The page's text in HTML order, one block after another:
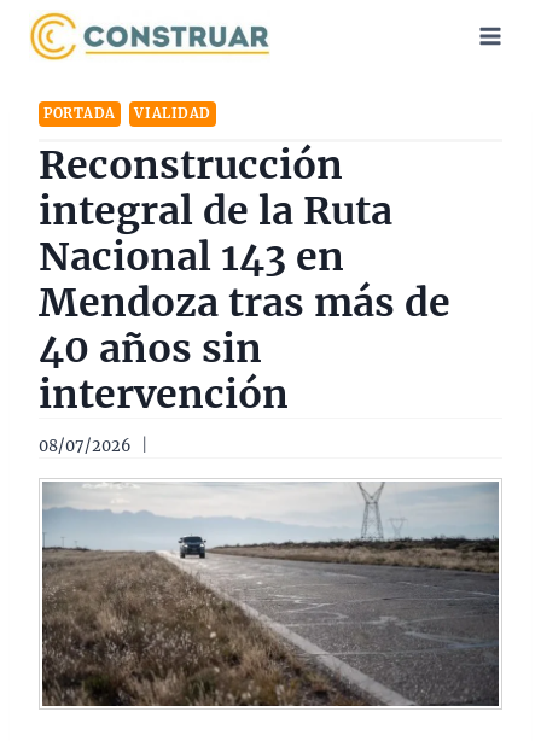
Saltar
PORTADA VIALIDAD
Reconstrucción
integral de la Ruta
Nacional 143 en
Mendoza tras más de
40 años sin
intervención
08/07/2026